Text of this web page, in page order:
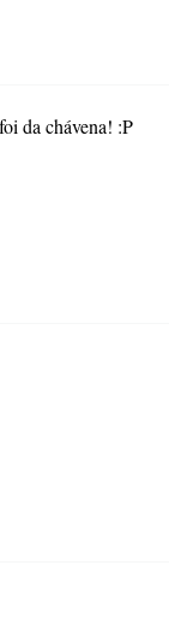
da chávena! :P